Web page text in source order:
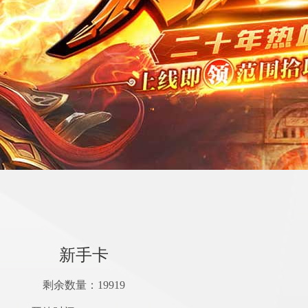
新手卡
剩余数量： 19919